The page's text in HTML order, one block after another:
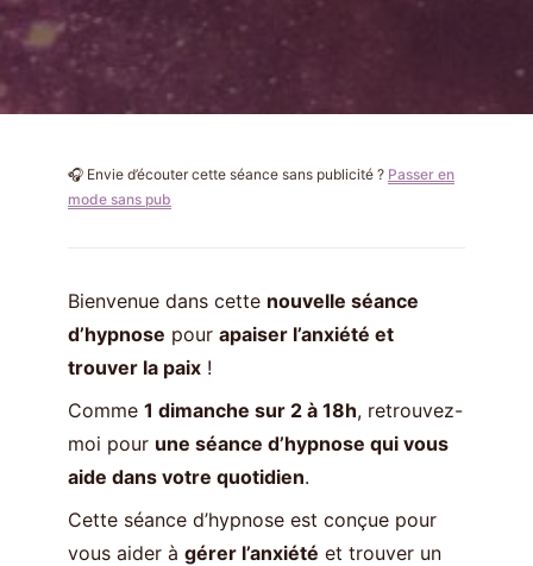
🎧 Envie d’écouter cette séance sans publicité ? Passer en
mode sans pub
Bienvenue dans cette nouvelle séance
d’hypnose pour apaiser l’anxiété et
trouver la paix !
Comme 1 dimanche sur 2 à 18h, retrouvez-
moi pour une séance d’hypnose qui vous
aide dans votre quotidien.
Cette séance d’hypnose est conçue pour
vous aider à gérer l’anxiété et trouver un